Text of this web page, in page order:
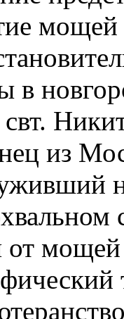
мощей
из
мощей